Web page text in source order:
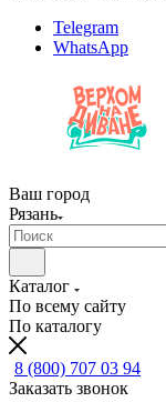
Telegram
WhatsApp
Ваш город
Рязань
Каталог
По всему сайту
По каталогу
8 (800) 707 03 94
Заказать звонок